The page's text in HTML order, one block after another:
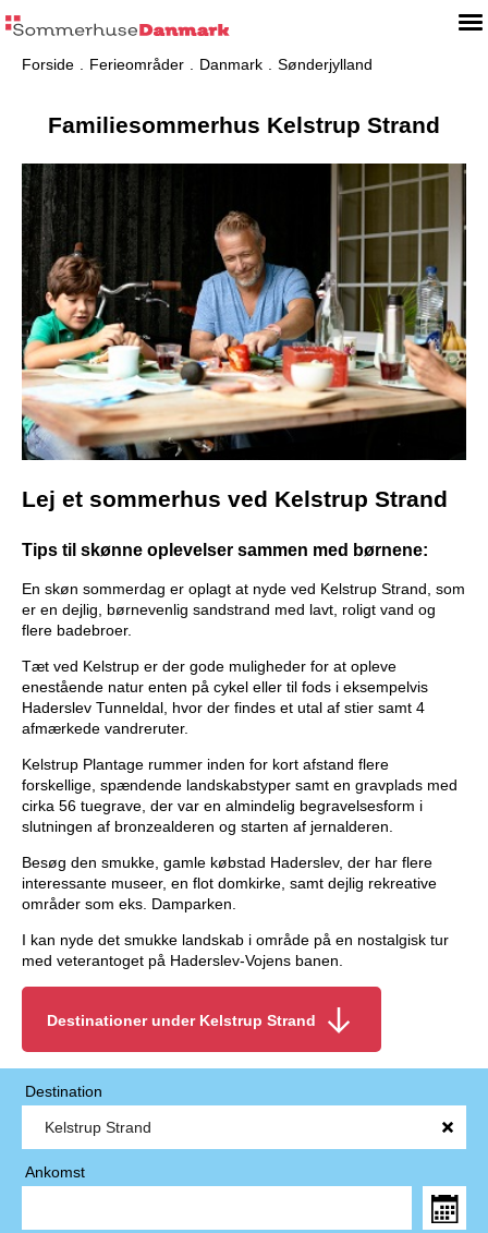
Forside Ferieområder Danmark Sønderjylland
Familiesommerhus Kelstrup Strand
Lej et sommerhus ved Kelstrup Strand
Tips til skønne oplevelser sammen med børnene:
En skøn sommerdag er oplagt at nyde ved Kelstrup Strand, som
er en dejlig, børnevenlig sandstrand med lavt, roligt vand og
flere badebroer.
Tæt ved Kelstrup er der gode muligheder for at opleve
enestående natur enten på cykel eller til fods i eksempelvis
Haderslev Tunneldal, hvor der findes et utal af stier samt 4
afmærkede vandreruter.
Kelstrup Plantage rummer inden for kort afstand flere
forskellige, spændende landskabstyper samt en gravplads med
cirka 56 tuegrave, der var en almindelig begravelsesform i
slutningen af bronzealderen og starten af jernalderen.
Besøg den smukke, gamle købstad Haderslev, der har flere
interessante museer, en flot domkirke, samt dejlig rekreative
områder som eks. Damparken.
I kan nyde det smukke landskab i område på en nostalgisk tur
med veterantoget på Haderslev-Vojens banen.
Destinationer under Kelstrup Strand
Destination
Ankomst